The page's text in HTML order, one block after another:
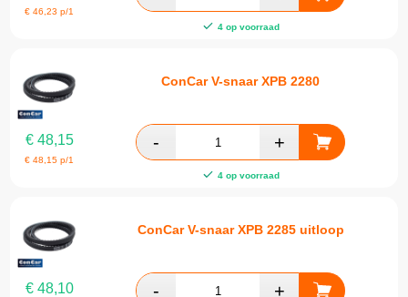
€46,23 p/1
4 op voorraad
ConCar V-snaar XPB 2280
€48,15
€48,15 p/1
4 op voorraad
ConCar V-snaar XPB 2285 uitloop
€48,10